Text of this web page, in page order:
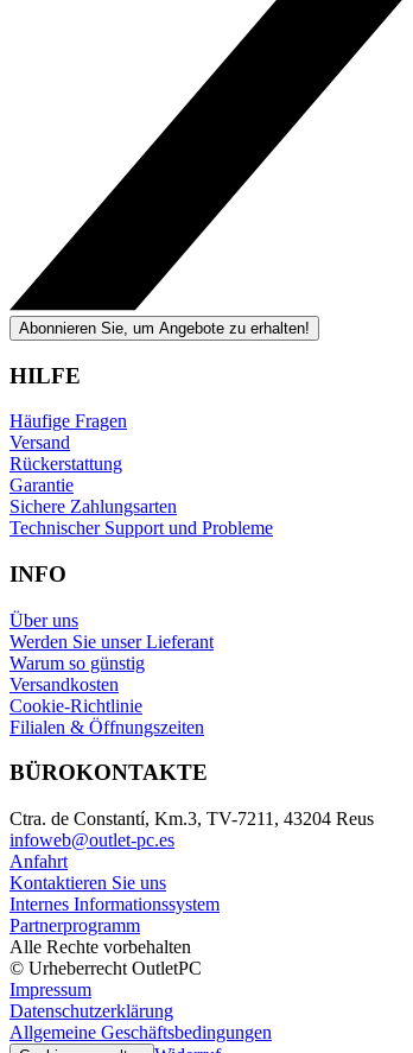
Abonnieren Sie, um Angebote zu erhalten!
HILFE
Häufige Fragen
Versand
Rückerstattung
Garantie
Sichere Zahlungsarten
Technischer Support und Probleme
INFO
Über uns
Werden Sie unser Lieferant
Warum so günstig
Versandkosten
Cookie-Richtlinie
Filialen & Öffnungszeiten
BÜROKONTAKTE
Ctra. de Constantí, Km.3, TV-7211, 43204 Reus
infoweb@outlet-pc.es
Anfahrt
Kontaktieren Sie uns
Internes Informationssystem
Partnerprogramm
Alle Rechte vorbehalten
© Urheberrecht OutletPC
Impressum
Datenschutzerklärung
Allgemeine Geschäftsbedingungen